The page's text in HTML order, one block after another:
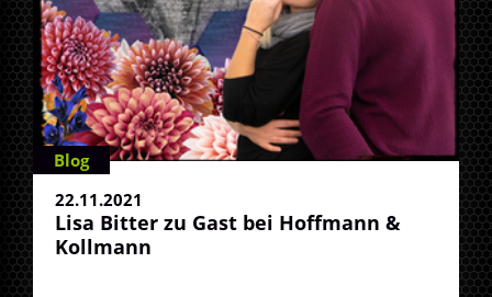
Blog
22.11.2021
Lisa Bitter zu Gast bei Hoffmann &
Kollmann